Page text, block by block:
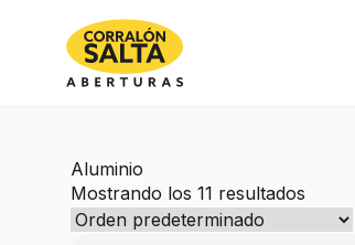
Aluminio
Mostrando los 11 resultados